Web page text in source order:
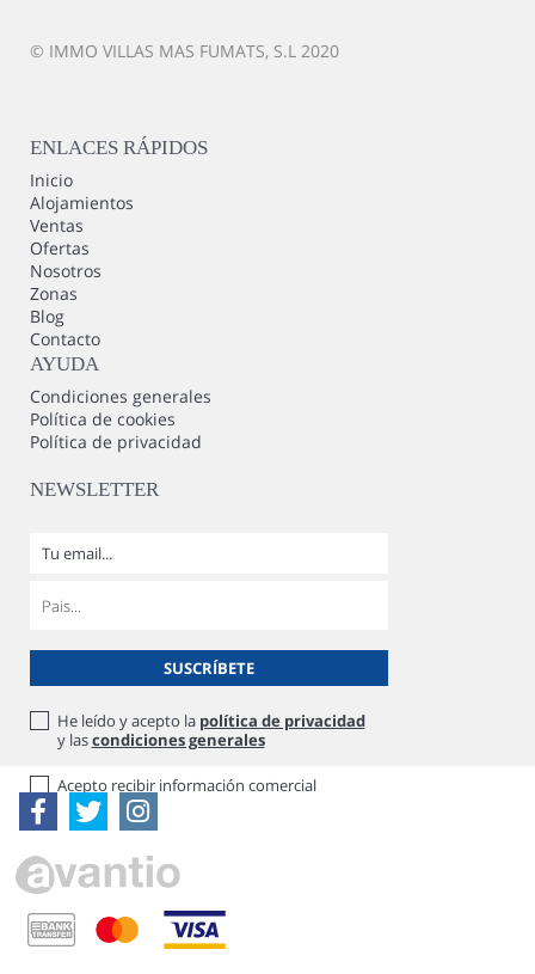
© IMMO VILLAS MAS FUMATS, S.L 2020
ENLACES RÁPIDOS
Inicio
Alojamientos
Ventas
Ofertas
Nosotros
Zonas
Blog
Contacto
AYUDA
Condiciones generales
Política de cookies
Política de privacidad
NEWSLETTER
He leído y acepto la política de privacidad
y lascondiciones generales
Acepto recibir información comercial